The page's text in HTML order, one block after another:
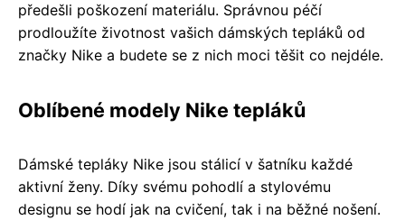
předešli poškození materiálu. Správnou péčí
prodloužíte životnost vašich dámských tepláků od
značky Nike a budete se z nich moci těšit co nejdéle.
Oblíbené modely Nike tepláků
Dámské tepláky Nike jsou stálicí v šatníku každé
aktivní ženy. Díky svému pohodlí a stylovému
designu se hodí jak na cvičení, tak i na běžné nošení.